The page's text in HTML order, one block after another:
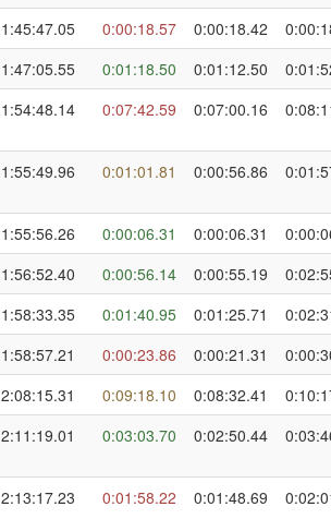
1:45:47.05 0:00:18.57 0:00:18.42
1:47:05.55 0:01:18.50 0:01:12.50
1:54:48.14 0:07:42.59 0:07:00.16
1:55:49.96 0:01:01.81 0:00:56.86
1:55:56.26 0:00:06.31 0:00:06.31
1:56:52.40 0:00:56.14 0:00:55.19
1:58:33.35 0:01:40.95 0:01:25.71
1:58:57.21 0:00:23.86 0:00:21.31
2:08:15.31 0:09:18.10 0:08:32.41
2:11:19.01 0:03:03.70 0:02:50.44
2:13:17.23 0:01:58.22 0:01:48.69